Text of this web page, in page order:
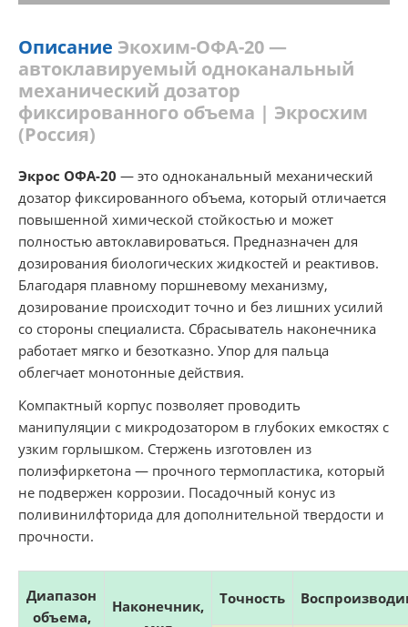
Описание Экохим-ОФА-20 —
автоклавируемый одноканальный
механический дозатор
фиксированного объема | Экросхим
(Россия)
Экрос ОФА-20 — это одноканальный механический
дозатор фиксированного объема, который отличается
повышенной химической стойкостью и может
полностью автоклавироваться. Предназначен для
дозирования биологических жидкостей и реактивов.
Благодаря плавному поршневому механизму,
дозирование происходит точно и без лишних усилий
со стороны специалиста. Сбрасыватель наконечника
работает мягко и безотказно. Упор для пальца
облегчает монотонные действия.
Компактный корпус позволяет проводить
манипуляции с микродозатором в глубоких емкостях с
узким горлышком. Стержень изготовлен из
полиэфиркетона — прочного термопластика, который
не подвержен коррозии. Посадочный конус из
поливинилфторида для дополнительной твердости и
прочности.
Диапазон
объема,
Наконечник,
Точность